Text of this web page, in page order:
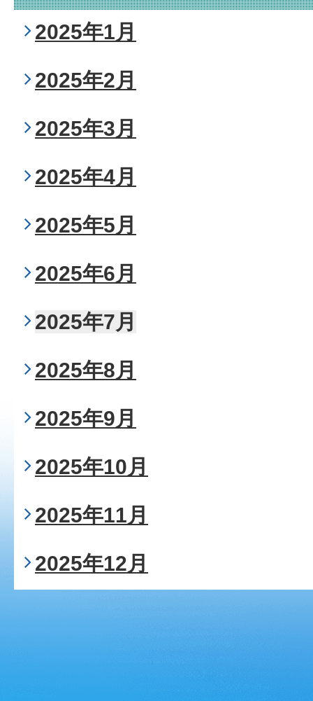
2025年1月
2025年2月
2025年3月
2025年4月
2025年5月
2025年6月
2025年7月
2025年8月
2025年9月
2025年10月
2025年11月
2025年12月